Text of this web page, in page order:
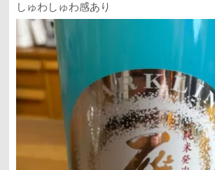
しゅわしゅわ感あり